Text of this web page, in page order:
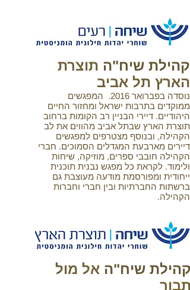
קהילת שיח"ה תוצרת
הארץ תל אביב
נוסדה בפברואר 2016. המפגשים
ממוקדים בתרבות ישראל ומחזור החיים
היהודיים. דיירי הבניין רב הקומות ברחוב
תוצרת הארץ שבתל אביב מהווים את לב
הקהילה, ובנוסף מצטרפים למפגשים
דיירים מארבעת המגדלים הסמוכים. חברי
הקהילה חובבי ספרים, מוזיקה, שיחות
ולימוד. לקראת כל מפגש נבנית תוכנית
ייחודית ומפורסמת מודעה מעוצבת גם
ברשתות החברתיות ובין חברי וחברות
הקהילה.
קהילת שיח"ה אל מול
תבור